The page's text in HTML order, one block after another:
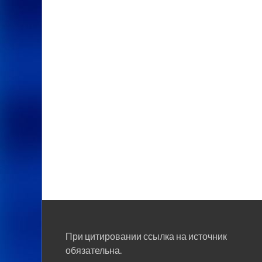
При цитировании ссылка на источник
обязательна.